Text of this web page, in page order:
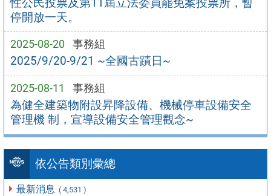
停開放一天。
2025-08-20 事務組
2025/9/20-9/21 ~全國古蹟日~
2025-08-11 事務組
為健全建築物附設昇降設備、機械停車設備安全
管理機 制，宣導設備安全管理觀念~
依公告類別彙總
最新消息 ( 4,531 )